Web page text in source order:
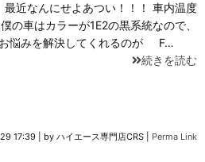
近なんにせよあつい！！！ 車内温度
車はカラーが1E2の黒系統なので、
悩みを解決してくれるのが F…
続きを読む
17:39 by ハイエース専門店CRS Perma Link